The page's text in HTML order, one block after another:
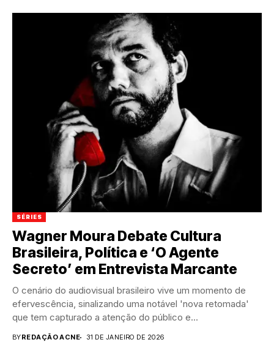
SÉRIES
Wagner Moura Debate Cultura
Brasileira, Política e ‘O Agente
Secreto’ em Entrevista Marcante
O cenário do audiovisual brasileiro vive um momento de
efervescência, sinalizando uma notável 'nova retomada'
que tem capturado a atenção do público e...
BYREDAÇÃO ACNE 31 DE JANEIRO DE 2026